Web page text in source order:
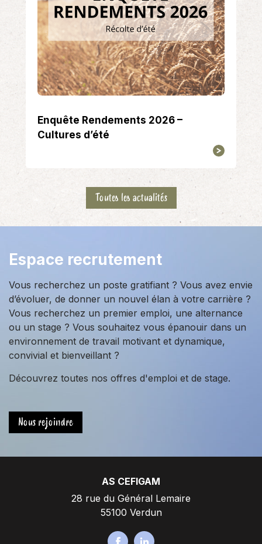
Enquête Rendements 2026 –
Cultures d’été
Toutes les actualités
Espace recrutement
Vous recherchez un poste gratifiant ? Vous avez envie
d’évoluer, de donner un nouvel élan à votre carrière ?
Vous recherchez un premier emploi, une alternance
ou un stage ? Vous souhaitez vous épanouir dans un
environnement de travail motivant et dynamique,
convivial et bienveillant ?
Découvrez toutes nos offres d'emploi et de stage.
Nous rejoindre
AS CEFIGAM
28 rue du Général Lemaire
55100 Verdun